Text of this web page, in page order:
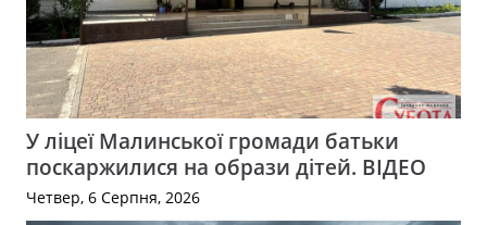
У ліцеї Малинської громади батьки
поскаржилися на образи дітей. ВІДЕО
Четвер, 6 Серпня, 2026